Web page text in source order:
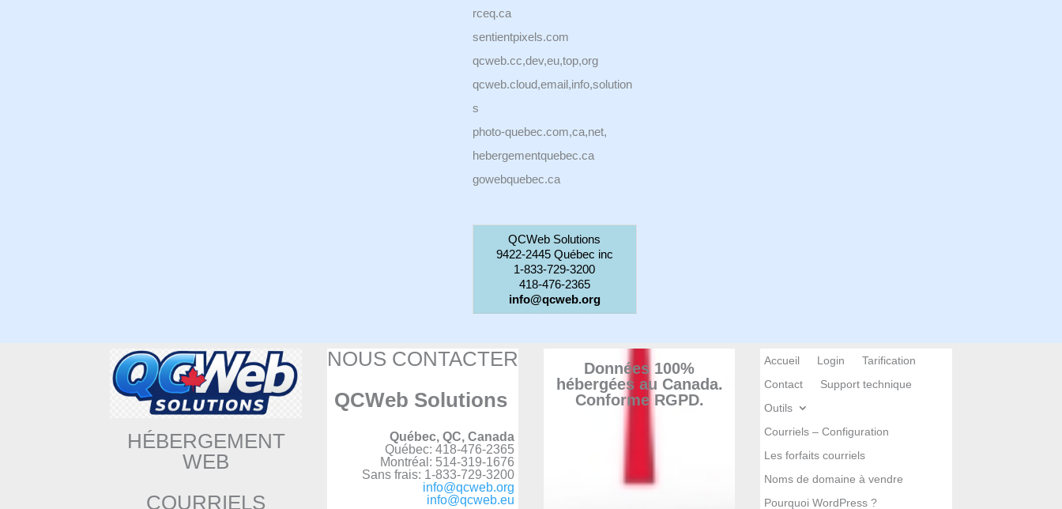
rceq.ca
sentientpixels.com
qcweb.cc,dev,eu,top,org
qcweb.cloud,email,info,solution
s
photo-quebec.com,ca,net,
hebergementquebec.ca
gowebquebec.ca
QCWeb Solutions
9422-2445 Québec inc
1-833-729-3200
418-476-2365
info@qcweb.org
HÉBERGEMENT
WEB
COURRIELS
NOUS CONTACTER
QCWeb Solutions
Québec, QC, Canada
Québec: 418-476-2365
Montréal: 514-319-1676
Sans frais: 1-833-729-3200
info@qcweb.org
info@qcweb.eu
Données 100%
hébergées au Canada.
Conforme RGPD.
Accueil Login
Tarification
Contact
Support technique
Outils
Courriels – Configuration
Les forfaits courriels
Noms de domaine à vendre
Pourquoi WordPress ?